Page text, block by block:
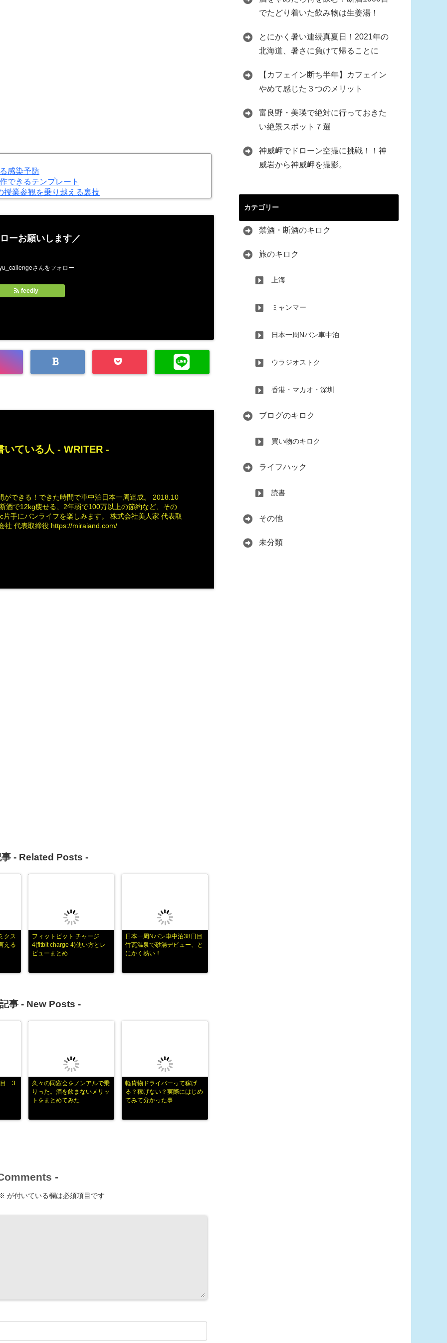
感染予防
できるテンプレート
授業参観を乗り越える裏技
ーお願いします／
feedly
いている人 - WRITER -
ができる！できた時間で車中泊日本一周達成。 2018.10
酒で12kg痩せる、2年弱で100万以上の節約など、その
片手にバンライフを楽しみます。 株式会社美人家 代表取
社 代表取締役 https://miraiand.com/
- Related Posts -
クス
える
フィットビット チャージ
4(fitbit charge 4)使い方とレ
ビューまとめ
日本一周Nバン車中泊38日目
竹瓦温泉で砂湯デビュー、と
にかく熱い！
事 - New Posts -
目 3
久々の同窓会をノンアルで乗
りった。酒を飲まないメリッ
トをまとめてみた
軽貨物ドライバーって稼げ
る？稼げない？実際にはじめ
てみて分かった事
-
が付いている欄は必須項目です
でたどり着いた飲み物は生姜湯！
とにかく暑い連続真夏日！2021年の
北海道、暑さに負けて帰ることに
【カフェイン断ち半年】カフェイン
やめて感じた３つのメリット
富良野・美瑛で絶対に行っておきた
い絶景スポット７選
神威岬でドローン空撮に挑戦！！神
威岩から神威岬を撮影。
カテゴリー
禁酒・断酒のキロク
旅のキロク
上海
ミャンマー
日本一周Nバン車中泊
ウラジオストク
香港・マカオ・深圳
ブログのキロク
買い物のキロク
ライフハック
読書
その他
未分類